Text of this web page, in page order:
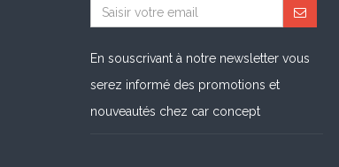
En souscrivant à notre newsletter vous
serez informé des promotions et
nouveautés chez car concept